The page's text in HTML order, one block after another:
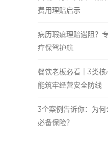
费用理赔启示
病历瑕疵理赔遇阻？
疗保驾护航
餐饮老板必看｜3类
能筑牢经营安全防线
3个案例告诉你：为
必备保险？